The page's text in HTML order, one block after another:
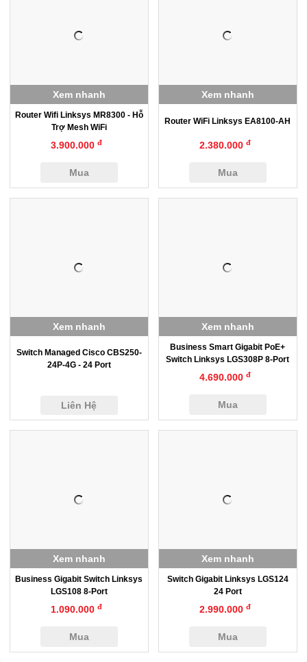
Router Wifi Linksys MR8300 - Hỗ
Trợ Mesh WiFi
3.900.000đ
Mua
Xem nhanh
Router WiFi Linksys EA8100-AH
2.380.000đ
Mua
Xem nhanh
Switch Managed Cisco CBS250-
24P-4G - 24 Port
Liên Hệ
Xem nhanh
Business Smart Gigabit PoE+
Switch Linksys LGS308P 8-Port
4.690.000đ
Mua
Xem nhanh
Business Gigabit Switch Linksys
LGS108 8-Port
1.090.000đ
Mua
Xem nhanh
Switch Gigabit Linksys LGS124
24 Port
2.990.000đ
Mua
Xem nhanh